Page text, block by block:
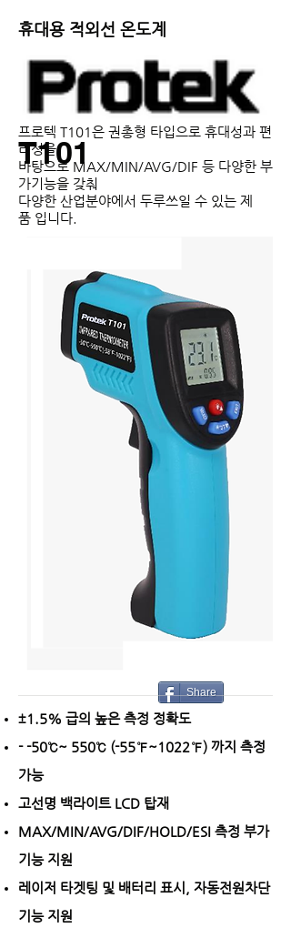
휴대용 적외선 온도계
최대 550℃ 까지 측정 가능한, 산업용 적외선
온도계
프로텍 T101은 권총형 타입으로 휴대성과 편
리성을
바탕으로MAX/MIN/AVG/DIF 등 다양한 부
가기능을 갖춰
다양한 산업분야에서 두루쓰일 수 있는 제
품 입니다.
T101
Share
±1.5% 급의 높은 측정 정확도
- -50℃~ 550℃ (-55℉~1022℉) 까지 측정
가능
고선명 백라이트 LCD 탑재
MAX/MIN/AVG/DIF/HOLD/ESI 측정 부가
기능 지원
​레이저 타겟팅 및 배터리 표시, 자동전원차단
기능 지원